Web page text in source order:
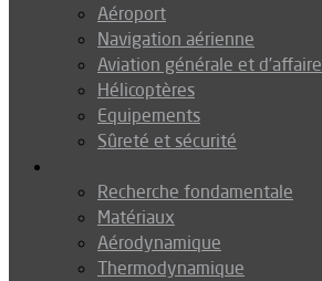
Aéroport
Navigation aérienne
Aviation générale et d’affaire
Hélicoptères
Equipements
Sûreté et sécurité
Recherche fondamentale
Matériaux
Aérodynamique
Thermodynamique